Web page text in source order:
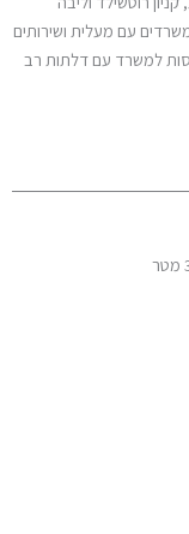
בבניין משרדים עם מעלית ושירותים
עם דלתות רב